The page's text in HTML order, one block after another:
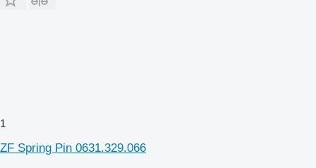
1
ZF Spring Pin 0631.329.066